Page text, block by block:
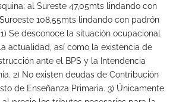
al Sureste 47,05mts lindando con
108,55mts lindando con padrón
Se desconoce la situación ocupacional
actualidad, así como la existencia de
ante el BPS y la Intendencia
2) No existen deudas de Contribución
de Enseñanza Primaria. 3) Únicamente